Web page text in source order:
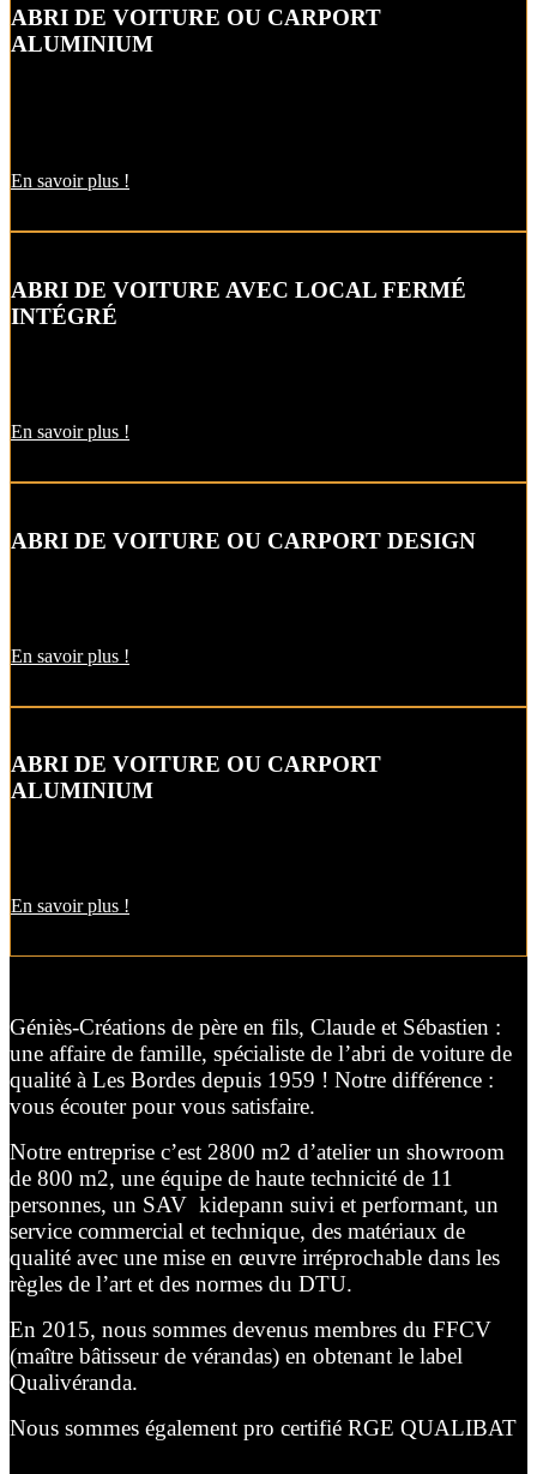
ABRI DE VOITURE OU CARPORT
ALUMINIUM
En savoir plus !
ABRI DE VOITURE AVEC LOCAL FERMÉ
INTÉGRÉ
En savoir plus !
ABRI DE VOITURE OU CARPORT DESIGN
En savoir plus !
ABRI DE VOITURE OU CARPORT
ALUMINIUM
En savoir plus !
Géniès-Créations de père en fils, Claude et Sébastien :
une affaire de famille, spécialiste de l’abri de voiture de
qualité à Les Bordes depuis 1959 ! Notre différence :
vous écouter pour vous satisfaire.
Notre entreprise c’est 2800 m2 d’atelier un showroom
de 800 m2, une équipe de haute technicité de 11
personnes, un SAV kidepann suivi et performant, un
service commercial et technique, des matériaux de
qualité avec une mise en œuvre irréprochable dans les
règles de l’art et des normes du DTU.
En 2015, nous sommes devenus membres du FFCV
(maître bâtisseur de vérandas) en obtenant le label
Qualivéranda.
Nous sommes également pro certifié RGE QUALIBAT